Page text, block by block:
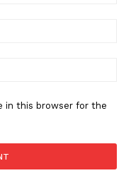
in this browser for the